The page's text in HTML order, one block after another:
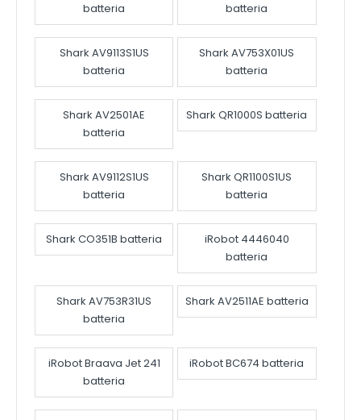
batteria
batteria
Shark AV9113S1US
batteria
Shark AV753X01US
batteria
Shark AV2501AE
batteria
Shark QR1000S batteria
Shark AV9112S1US
batteria
Shark QR1100S1US
batteria
Shark CO351B batteria
iRobot 4446040
batteria
Shark AV753R31US
batteria
Shark AV2511AE batteria
iRobot Braava Jet 241
batteria
iRobot BC674 batteria